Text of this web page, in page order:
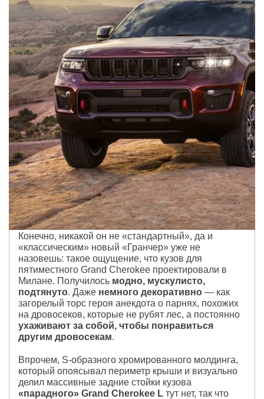
Конечно, никакой он не «стандартный», да и
«классическим» новый «Гранчер» уже не
назовешь: такое ощущение, что кузов для
пятиместного Grand Cherokee проектировали в
Милане. Получилось модно, мускулисто,
подтянуто. Даже немного декоративно — как
загорелый торс героя анекдота о парнях, похожих
на дровосеков, которые не рубят лес, а постоянно
ухаживают за собой, чтобы понравиться
другим дровосекам.
Впрочем, S-образного хромированного молдинга,
который опоясывал периметр крыши и визуально
делил массивные задние стойки кузова
«парадного» Grand Cherokee L тут нет, так что